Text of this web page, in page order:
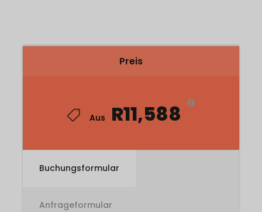
Preis
Aus R11,588
Buchungsformular
Anfrageformular